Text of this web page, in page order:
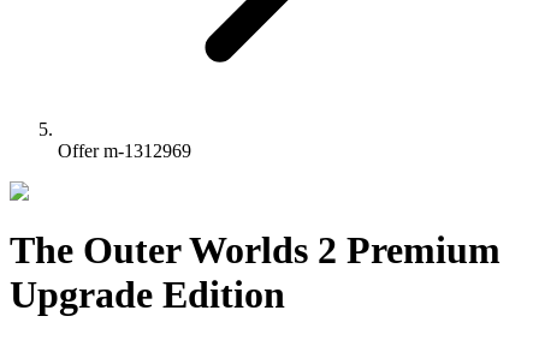
Offer m-1312969
The Outer Worlds 2 Premium
Upgrade Edition